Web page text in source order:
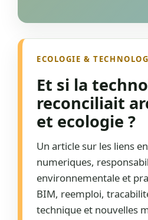
ECOLOGIE &
Et si la
reconciliait
et ecologie ?
Un article sur les liens
numeriques,
environnementale et
BIM, reemploi,
technique et nouvelles